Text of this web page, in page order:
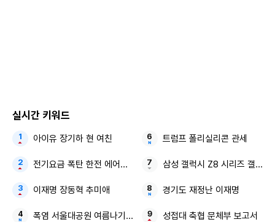
실시간 키워드
아이유 장기하 현 여친
전기요금 폭탄 한전 에어컨 절전법
이재명 장동혁 추미애
폭염 서울대공원 여름나기 특별식
트럼프 폴리실리콘 관세
삼성 갤럭시 Z8 시리즈 갤럭
경기도 재정난 이재명
성접대 축협 문체부 보고서